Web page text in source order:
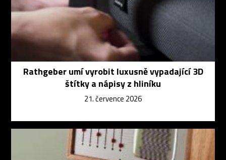
Rathgeber umí vyrobit luxusně vypadající 3D
štítky a nápisy z hliníku
21. července 2026